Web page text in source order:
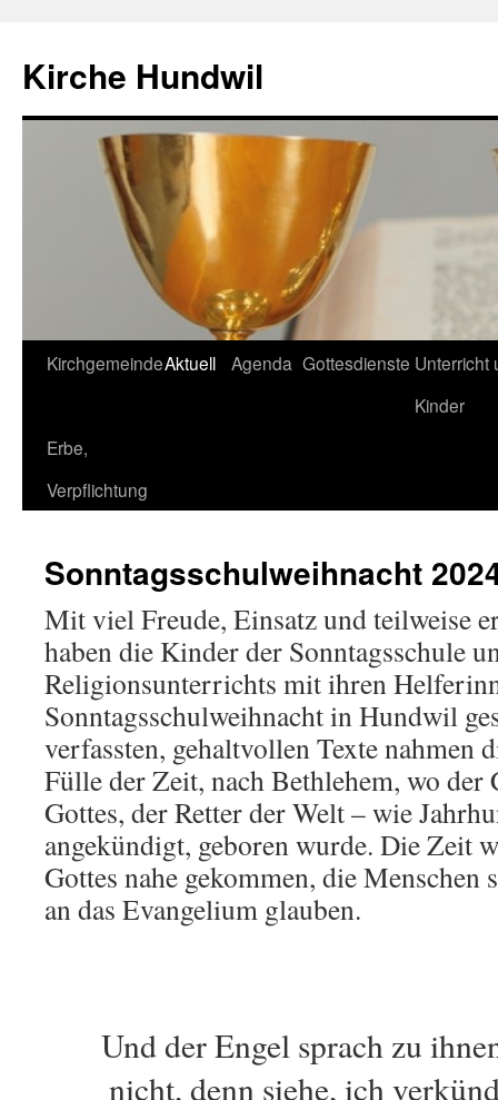
springen
Kirche Hundwil
KirchgemeindeAktuell Agenda Gottesdienste Unterricht
Kinder
Erbe,
Verpflichtung
Sonntagsschulweihnacht
Mit viel Freude, Einsatz und teilweise
haben die Kinder der Sonntagsschule
Religionsunterrichts mit ihren
Sonntagsschulweihnacht in Hundwil
verfassten, gehaltvollen Texte nahmen
Fülle der Zeit, nach Bethlehem, wo der
Gottes, der Retter der Welt – wie
angekündigt, geboren wurde. Die Zeit
Gottes nahe gekommen, die Menschen
an das Evangelium glauben.
Und der Engel sprach zu
nicht, denn siehe, ich